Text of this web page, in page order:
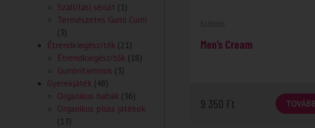
Szállítási sérült (1)
Természetes Gumi Cumi
(3)
Étrendkiegészítők (21)
Étrendkiegészítők (18)
Gumivitaminok (3)
Gyerekjáték (48)
Organikus babák (36)
Organikus plüss játékok
(13)
Men’s Cream
9 350 Ft